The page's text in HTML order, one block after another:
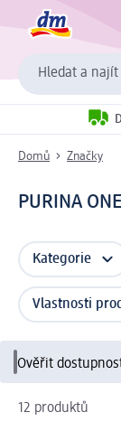
Hledat a najít
Domů Značky
PURINA ONE
Kategorie
Vlastnosti
Ověřit
12 produktů